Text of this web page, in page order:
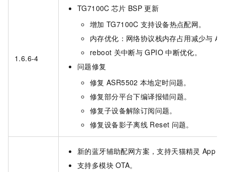
1.6.6-4
TG7100C 芯片 BSP 更新
增加 TG7100C 支持设备热点配网。
内存优化：网络协议栈内存占用减少与
reboot 关中断与 GPIO 中断优化。
问题修复
修复 ASR5502 本地定时问题。
修复部分平台下编译报错问题。
修复子设备解除订阅问题。
修复设备影子离线 Reset 问题。
新的蓝牙辅助配网方案，支持天猫精灵 App
支持多模块 OTA。